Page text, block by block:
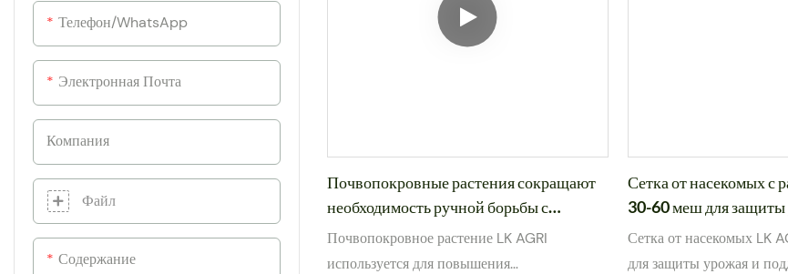
Телефон/WhatsApp
Электронная Почта
Компания
Файл
Содержание
Почвопокровные растения сокращают
необходимость ручной борьбы с
сорняками - LK AGRI
Почвопокровное растение LK AGRI
используется для повышения
Сетка от насекомых с
30-60 меш для защиты
AGRI
Сетка от насекомых LK
для защиты урожая и